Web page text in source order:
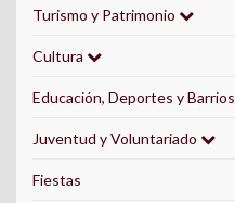
Turismo y Patrimonio
Cultura
Educación, Deportes y Barrios
Juventud y Voluntariado
Fiestas